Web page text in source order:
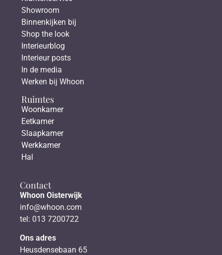
Showroom
Binnenkijken bij
Shop the look
Interieurblog
Interieur posts
In de media
Werken bij Whoon
Ruimtes
Woonkamer
Eetkamer
Slaapkamer
Werkkamer
Hal
Contact
Whoon Oisterwijk
info@whoon.com
tel: 013 7200722
Ons adres
Heusdensebaan 65